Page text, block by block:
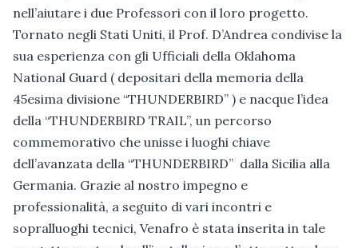
nell’aiutare i due Professori con il loro progetto.
Tornato negli Stati Uniti, il Prof. D’Andrea condivise la
sua esperienza con gli Ufficiali della Oklahoma
National Guard ( depositari della memoria della
45esima divisione “THUNDERBIRD” ) e nacque l’idea
della “THUNDERBIRD TRAIL”, un percorso
commemorativo che unisse i luoghi chiave
dell’avanzata della “THUNDERBIRD” dalla Sicilia alla
Germania. Grazie al nostro impegno e
professionalità, a seguito di vari incontri e
sopralluoghi tecnici, Venafro è stata inserita in tale